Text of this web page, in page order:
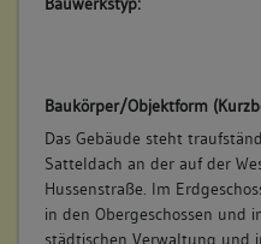
(1768)
Übergang in städtischen
Dienstwohnung des
Betroffene Gebäudeteile:
keine
Baukörper/Objektform
Das Gebäude steht
Satteldach an der auf der
Hussenstraße. Im
in den Obergeschossen und
städtischen Verwaltung und